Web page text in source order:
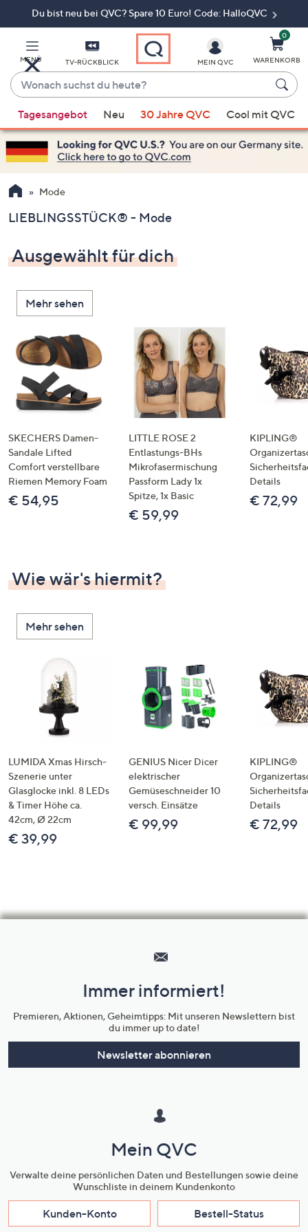
Du bist neu bei QVC? Spare 10 Euro! Code: HalloQVC
MENÜ TV-RÜCKBLICK
Wonach
suchst
du
heute?
Vorschläge
verfügbar
sind,
verwenden
Sie
Pfeiltasten
oben
und
nach
unten
oder
wischen
Sie
Touch-
Geräten
links
bzw.
rechts,
um
diese
MEIN QVC
0
WARENKORB
Tagesangebot Neu 30 Jahre QVC Cool mit QVC
Mode
LIEBLINGSSTÜCK® - Mode
Ausgewählt für dich
Mehr sehen
SKECHERS Damen-
Sandale Lifted
Comfort verstellbare
Riemen Memory Foam
€ 54,95
LITTLE ROSE 2
Entlastungs-BHs
Mikrofasermischung
Passform Lady 1x
Spitze, 1x Basic
€ 59,99
KIPLING®
Details
€ 72,99
Wie wär's hiermit?
Mehr sehen
LUMIDA Xmas Hirsch-
Szenerie unter
Glasglocke inkl. 8 LEDs
& Timer Höhe ca.
42cm, Ø 22cm
€ 39,99
GENIUS Nicer Dicer
elektrischer
Gemüseschneider 10
versch. Einsätze
€ 99,99
KIPLING®
Details
€ 72,99
Unternehmensinformationen
Immer informiert!
Premieren, Aktionen, Geheimtipps: Mit unseren Newslettern bist
du immer up to date!
Newsletter abonnieren
Mein QVC
Verwalte deine persönlichen Daten und Bestellungen sowie deine
Wunschliste in deinem Kundenkonto
Kunden-Konto Bestell-Status